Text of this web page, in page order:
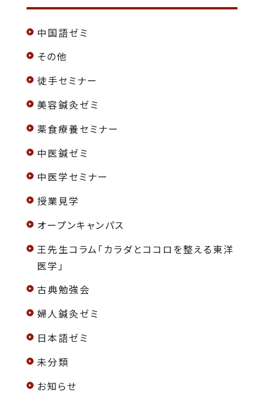
中国語ゼミ
その他
徒手セミナー
美容鍼灸ゼミ
薬食療養セミナー
中医鍼ゼミ
中医学セミナー
授業見学
オープンキャンパス
王先生コラム「カラダとココロを整える東洋
医学」
古典勉強会
婦人鍼灸ゼミ
日本語ゼミ
未分類
お知らせ